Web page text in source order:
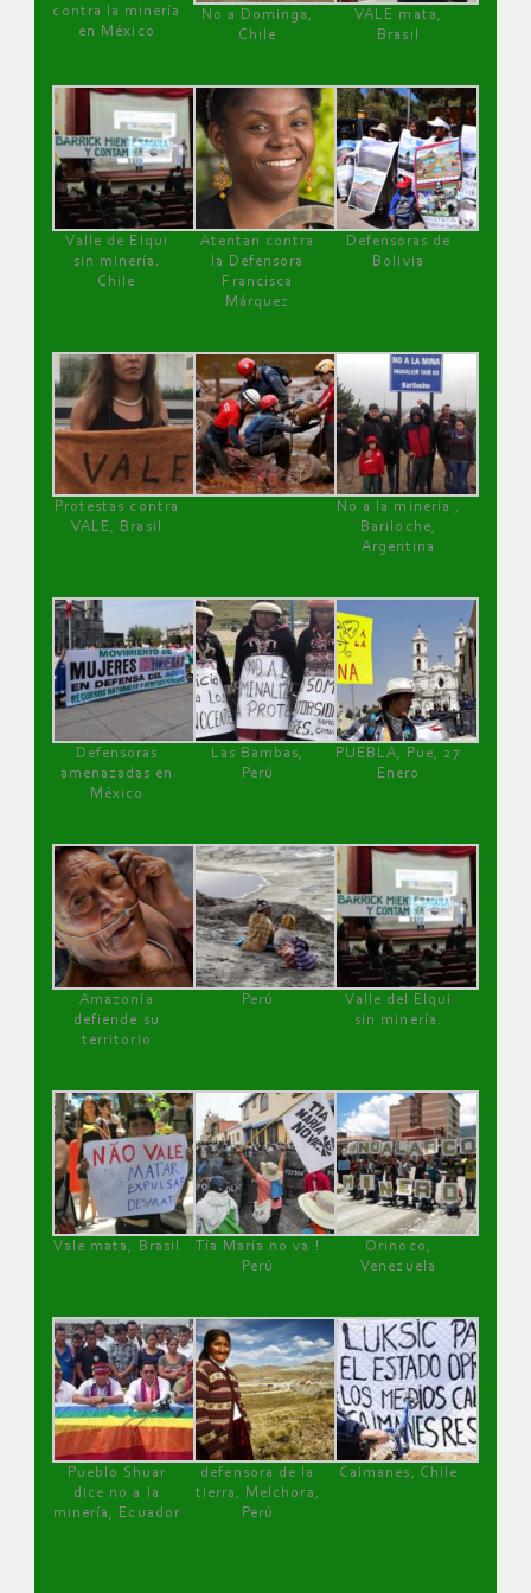
contra la minería
en México
No a Dominga,
Chile
VALE mata,
Brasil
Valle de Elqui
sin minería.
Chile
Atentan contra
la Defensora
Francisca
Márquez
Defensoras de
Bolivia
Protestas contra
VALE, Brasil
No a la minería ,
Bariloche,
Argentina
Defensoras
amenazadas en
México
Las Bambas,
Perú
PUEBLA, Pue, 27
Enero
Amazonía
defiende su
territorio
Perú
Valle del Elqui
sin minería.
Vale mata, Brasil
Tía María no va !
Perú
Orinoco,
Venezuela
Pueblo Shuar
dice no a la
minería, Ecuador
defensora de la
tierra, Melchora,
Perú
Caimanes, Chile